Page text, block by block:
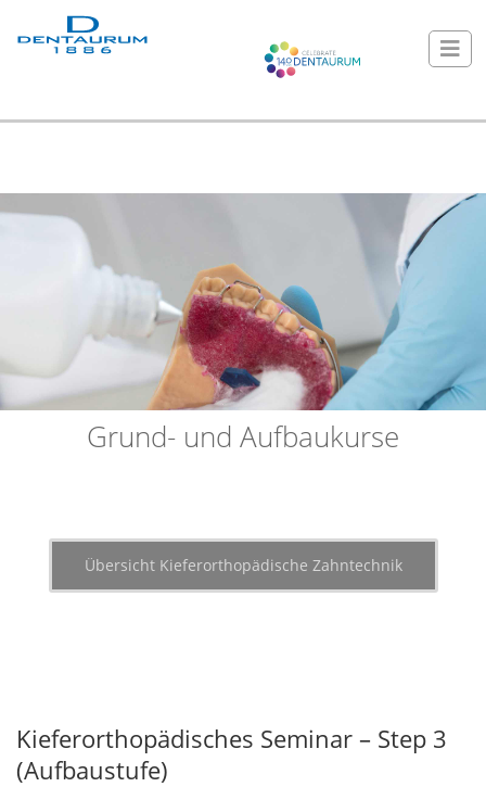
Grund- und Aufbaukurse
Übersicht Kieferorthopädische Zahntechnik
Kieferorthopädisches Seminar – Step 3
(Aufbaustufe)